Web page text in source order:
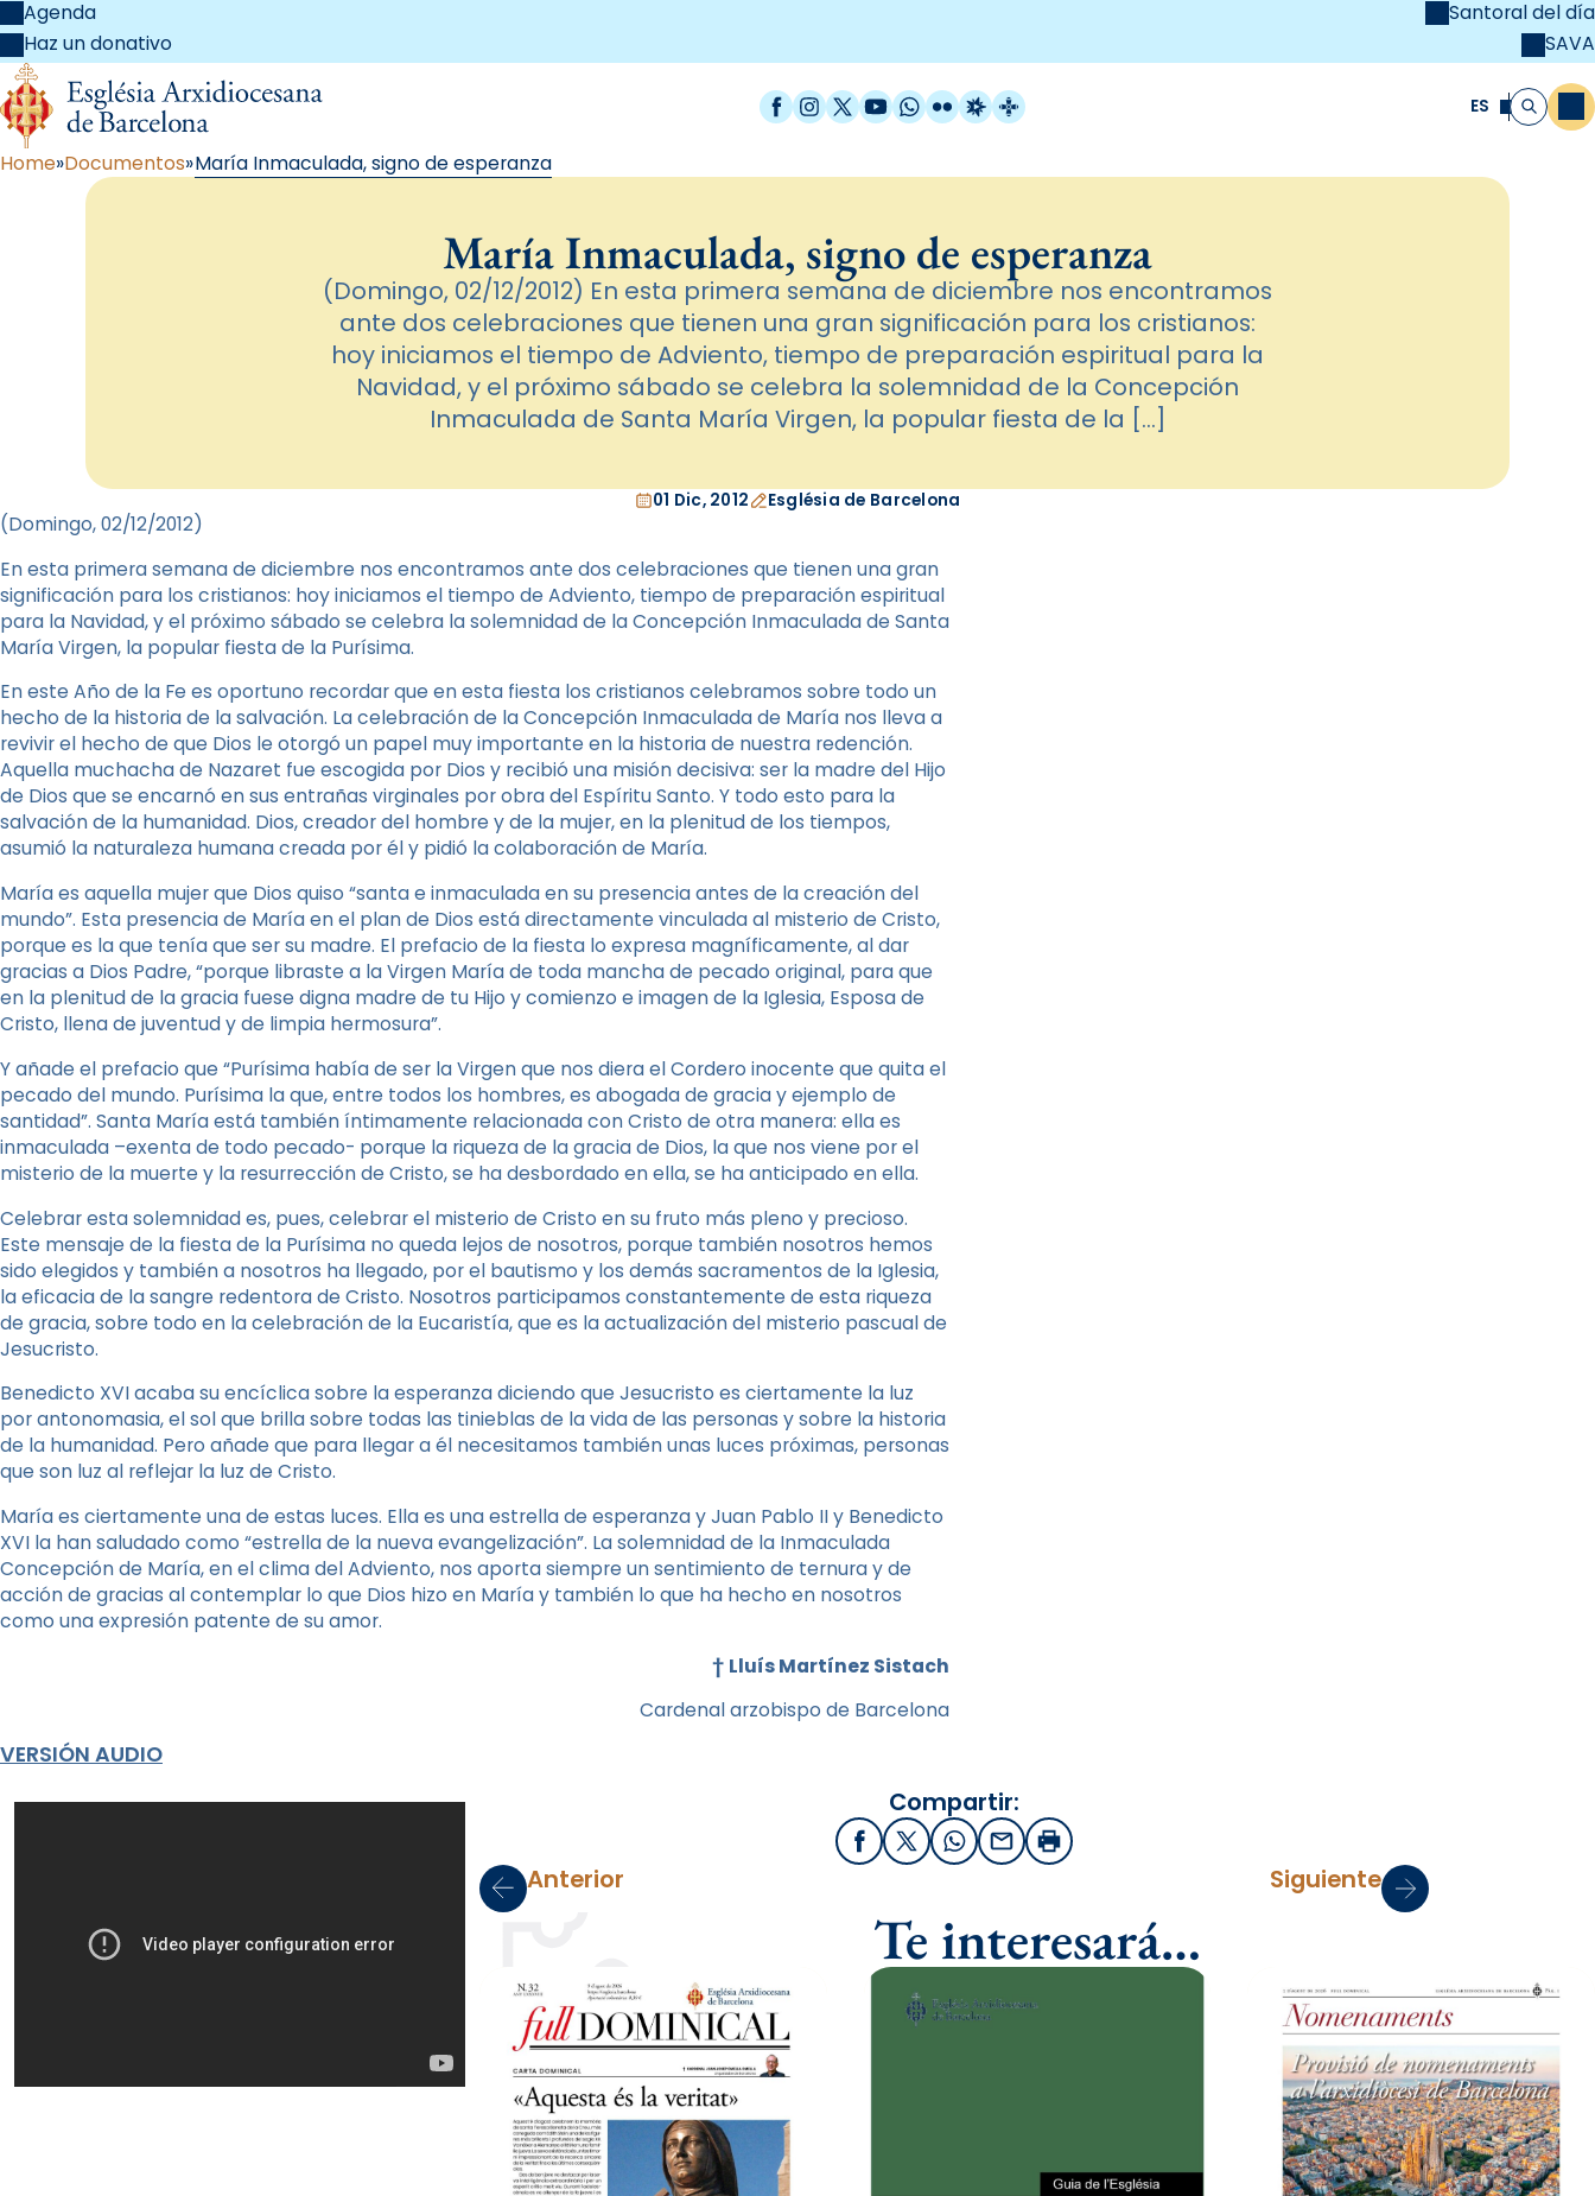
Agenda
Haz un donativo
Santoral del día
SAVA
Facebook
Instagram
X / Twitter
YouTube
WhatsApp
FlickrRadio Estel
Catalunya Cristiana ES Buscar
Home Documentos María Inmaculada, signo de esperanza
María Inmaculada, signo de esperanza
(Domingo, 02/12/2012) En esta primera semana de diciembre nos encontramos
ante dos celebraciones que tienen una gran significación para los cristianos:
hoy iniciamos el tiempo de Adviento, tiempo de preparación espiritual para la
Navidad, y el próximo sábado se celebra la solemnidad de la Concepción
Inmaculada de Santa María Virgen, la popular fiesta de la […]
01 Dic, 2012 Església de Barcelona
(Domingo, 02/12/2012)
En esta primera semana de diciembre nos encontramos ante dos celebraciones que tienen una gran
significación para los cristianos: hoy iniciamos el tiempo de Adviento, tiempo de preparación espiritual
para la Navidad, y el próximo sábado se celebra la solemnidad de la Concepción Inmaculada de Santa
María Virgen, la popular fiesta de la Purísima.
En este Año de la Fe es oportuno recordar que en esta fiesta los cristianos celebramos sobre todo un
hecho de la historia de la salvación. La celebración de la Concepción Inmaculada de María nos lleva a
revivir el hecho de que Dios le otorgó un papel muy importante en la historia de nuestra redención.
Aquella muchacha de Nazaret fue escogida por Dios y recibió una misión decisiva: ser la madre del Hijo
de Dios que se encarnó en sus entrañas virginales por obra del Espíritu Santo. Y todo esto para la
salvación de la humanidad. Dios, creador del hombre y de la mujer, en la plenitud de los tiempos,
asumió la naturaleza humana creada por él y pidió la colaboración de María.
María es aquella mujer que Dios quiso “santa e inmaculada en su presencia antes de la creación del
mundo”. Esta presencia de María en el plan de Dios está directamente vinculada al misterio de Cristo,
porque es la que tenía que ser su madre. El prefacio de la fiesta lo expresa magníficamente, al dar
gracias a Dios Padre, “porque libraste a la Virgen María de toda mancha de pecado original, para que
en la plenitud de la gracia fuese digna madre de tu Hijo y comienzo e imagen de la Iglesia, Esposa de
Cristo, llena de juventud y de limpia hermosura”.
Y añade el prefacio que “Purísima había de ser la Virgen que nos diera el Cordero inocente que quita el
pecado del mundo. Purísima la que, entre todos los hombres, es abogada de gracia y ejemplo de
santidad”. Santa María está también íntimamente relacionada con Cristo de otra manera: ella es
inmaculada –exenta de todo pecado- porque la riqueza de la gracia de Dios, la que nos viene por el
misterio de la muerte y la resurrección de Cristo, se ha desbordado en ella, se ha anticipado en ella.
Celebrar esta solemnidad es, pues, celebrar el misterio de Cristo en su fruto más pleno y precioso.
Este mensaje de la fiesta de la Purísima no queda lejos de nosotros, porque también nosotros hemos
sido elegidos y también a nosotros ha llegado, por el bautismo y los demás sacramentos de la Iglesia,
la eficacia de la sangre redentora de Cristo. Nosotros participamos constantemente de esta riqueza
de gracia, sobre todo en la celebración de la Eucaristía, que es la actualización del misterio pascual de
Jesucristo.
Benedicto XVI acaba su encíclica sobre la esperanza diciendo que Jesucristo es ciertamente la luz
por antonomasia, el sol que brilla sobre todas las tinieblas de la vida de las personas y sobre la historia
de la humanidad. Pero añade que para llegar a él necesitamos también unas luces próximas, personas
que son luz al reflejar la luz de Cristo.
María es ciertamente una de estas luces. Ella es una estrella de esperanza y Juan Pablo II y Benedicto
XVI la han saludado como “estrella de la nueva evangelización”. La solemnidad de la Inmaculada
Concepción de María, en el clima del Adviento, nos aporta siempre un sentimiento de ternura y de
acción de gracias al contemplar lo que Dios hizo en María y también lo que ha hecho en nosotros
como una expresión patente de su amor.
† Lluís Martínez Sistach
Cardenal arzobispo de Barcelona
VERSIÓN AUDIO
Compartir:
FacebookX / Twitter
WhatsApp
EmailImprimir
Anterior Siguiente
Te interesará…